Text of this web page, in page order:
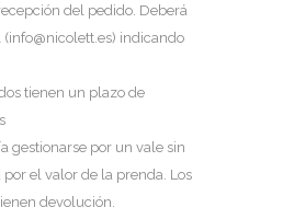
del pedido. Deberá
(info@nicolett.es) indicando
tienen un plazo de
gestionarse por un vale sin
el valor de la prenda. Los
devolución.